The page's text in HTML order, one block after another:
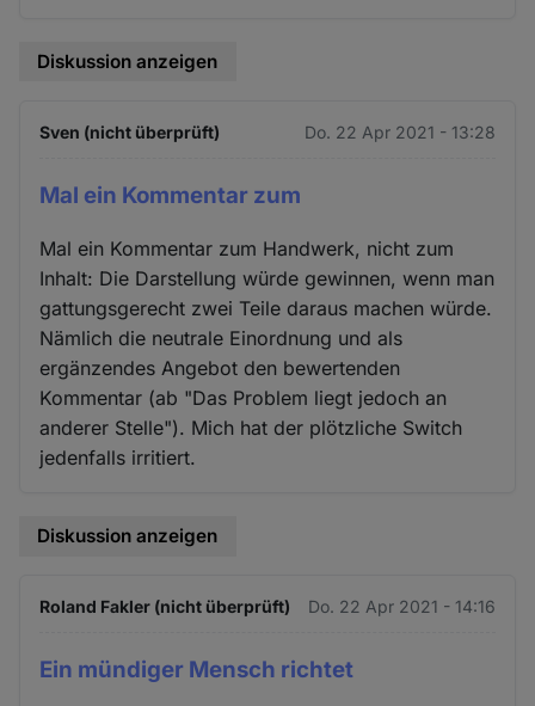
Diskussion anzeigen
Sven (nicht überprüft) Do. 22 Apr 2021 - 13:28
Mal ein Kommentar zum
Mal ein Kommentar zum Handwerk, nicht zum
Inhalt: Die Darstellung würde gewinnen, wenn man
gattungsgerecht zwei Teile daraus machen würde.
Nämlich die neutrale Einordnung und als
ergänzendes Angebot den bewertenden
Kommentar (ab "Das Problem liegt jedoch an
anderer Stelle"). Mich hat der plötzliche Switch
jedenfalls irritiert.
Diskussion anzeigen
Roland Fakler (nicht überprüft) Do. 22 Apr 2021 - 14:16
Ein mündiger Mensch richtet